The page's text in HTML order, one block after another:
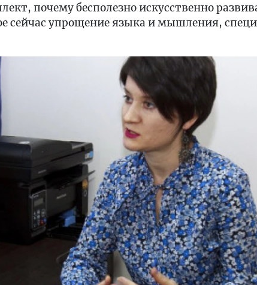
почему бесполезно искусственно
сейчас упрощение языка и мышления,